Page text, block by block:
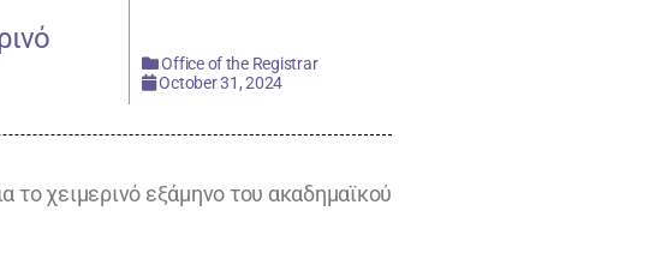
Office of the Registrar
October 31, 2024
χειμερινό εξάμηνο του ακαδημαϊκού